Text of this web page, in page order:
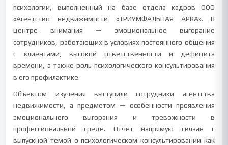
психологии, выполненный на базе отдела кадров ООО
«Агентство недвижимости «ТРИУМФАЛЬНАЯ АРКА». В
центре внимания — эмоциональное выгорание
сотрудников, работающих в условиях постоянного общения
с клиентами, высокой ответственности и дефицита
времени, а также роль психологического консультирования
в его профилактике.
Объектом изучения выступили сотрудники агентства
недвижимости, а предметом — особенности проявления
эмоционального выгорания и тревожности в
профессиональной среде. Отчет напрямую связан с
выпускной темой о психологическом консультировании как